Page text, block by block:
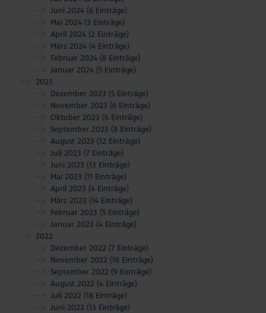
Juni 2024 (6 Einträge)
Mai 2024 (3 Einträge)
April 2024 (2 Einträge)
März 2024 (4 Einträge)
Februar 2024 (8 Einträge)
Januar 2024 (5 Einträge)
2023
Dezember 2023 (5 Einträge)
November 2023 (6 Einträge)
Oktober 2023 (6 Einträge)
September 2023 (8 Einträge)
August 2023 (12 Einträge)
Juli 2023 (7 Einträge)
Juni 2023 (13 Einträge)
Mai 2023 (11 Einträge)
April 2023 (4 Einträge)
März 2023 (14 Einträge)
Februar 2023 (5 Einträge)
Januar 2023 (4 Einträge)
2022
Dezember 2022 (7 Einträge)
November 2022 (16 Einträge)
September 2022 (9 Einträge)
August 2022 (4 Einträge)
Juli 2022 (18 Einträge)
Juni 2022 (13 Einträge)